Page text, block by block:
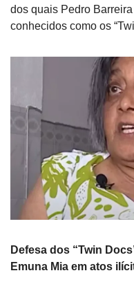
dos quais Pedro
conhecidos como os
Defesa dos “Twin
Emuna Mia em atos